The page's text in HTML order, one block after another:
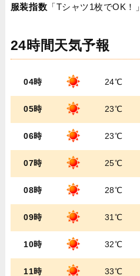
服装指数 「Tシャツ1枚でOK！」
24時間天気予報
04時 24℃
05時 23℃
06時 23℃
07時 25℃
08時 28℃
09時 31℃
10時 32℃
11時 33℃